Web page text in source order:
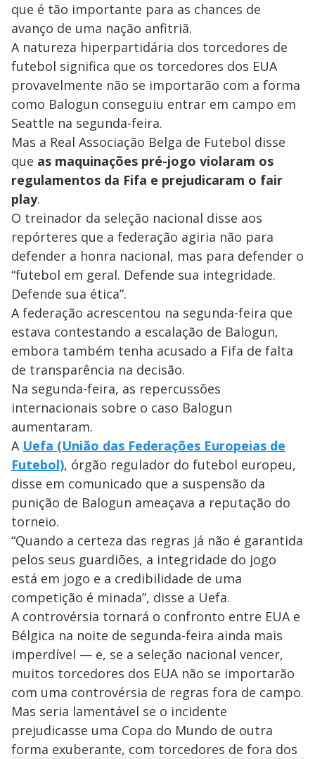
que é tão importante para as chances de
avanço de uma nação anfitriã.
A natureza hiperpartidária dos torcedores de
futebol significa que os torcedores dos EUA
provavelmente não se importarão com a forma
como Balogun conseguiu entrar em campo em
Seattle na segunda-feira.
Mas a Real Associação Belga de Futebol disse
que as maquinações pré-jogo violaram os
regulamentos da Fifa e prejudicaram o fair
play.
O treinador da seleção nacional disse aos
repórteres que a federação agiria não para
defender a honra nacional, mas para defender o
“futebol em geral. Defende sua integridade.
Defende sua ética”.
A federação acrescentou na segunda-feira que
estava contestando a escalação de Balogun,
embora também tenha acusado a Fifa de falta
de transparência na decisão.
Na segunda-feira, as repercussões
internacionais sobre o caso Balogun
aumentaram.
A Uefa (União das Federações Europeias de
Futebol), órgão regulador do futebol europeu,
disse em comunicado que a suspensão da
punição de Balogun ameaçava a reputação do
torneio.
“Quando a certeza das regras já não é garantida
pelos seus guardiões, a integridade do jogo
está em jogo e a credibilidade de uma
competição é minada”, disse a Uefa.
A controvérsia tornará o confronto entre EUA e
Bélgica na noite de segunda-feira ainda mais
imperdível — e, se a seleção nacional vencer,
muitos torcedores dos EUA não se importarão
com uma controvérsia de regras fora de campo.
Mas seria lamentável se o incidente
prejudicasse uma Copa do Mundo de outra
forma exuberante, com torcedores de fora dos